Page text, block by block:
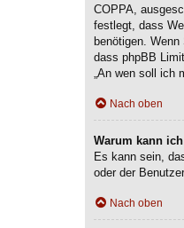
COPPA,
festlegt, dass
benötigen.
dass phpBB
„An wen soll ich
Nach oben
Warum kann
Es kann sein,
oder der
Nach oben